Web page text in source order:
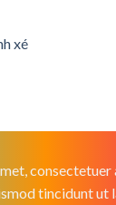
xé
tincidunt ut